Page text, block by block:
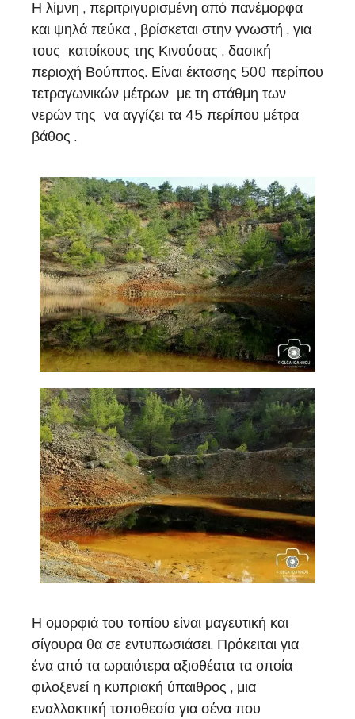
Η λίμνη , περιτριγυρισμένη από πανέμορφα
και ψηλά πεύκα , βρίσκεται στην γνωστή , για
τους κατοίκους της Κινούσας , δασική
περιοχή Βούππος. Είναι έκτασης 500 περίπου
τετραγωνικών μέτρων με τη στάθμη των
νερών της να αγγίζει τα 45 περίπου μέτρα
βάθος .
Η ομορφιά του τοπίου είναι μαγευτική και
σίγουρα θα σε εντυπωσιάσει. Πρόκειται για
ένα από τα ωραιότερα αξιοθέατα τα οποία
φιλοξενεί η κυπριακή ύπαιθρος , μια
εναλλακτική τοποθεσία για σένα που